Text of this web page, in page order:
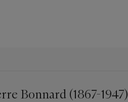
Bonnard (1867-1947)